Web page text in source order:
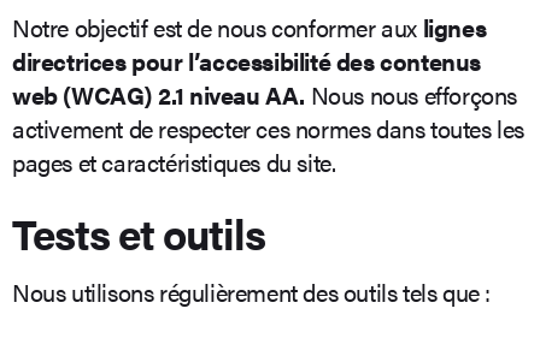
Notre objectif est de nous conformer aux lignes
directrices pour l’accessibilité des contenus
web (WCAG) 2.1 niveau AA. Nous nous efforçons
activement de respecter ces normes dans toutes les
pages et caractéristiques du site.
Tests et outils
Nous utilisons régulièrement des outils tels que :